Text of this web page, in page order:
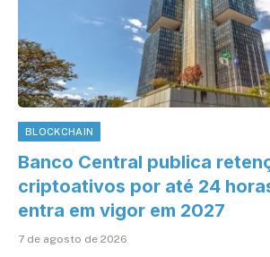
BLOCKCHAIN
Banco Central publica
criptoativos por até 24
entra em vigor em 2027
7 de agosto de 2026